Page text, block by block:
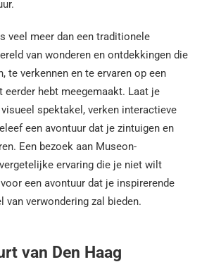
veel meer dan een traditionele
van wonderen en ontdekkingen die
te verkennen en te ervaren op een
eerder hebt meegemaakt. Laat je
spektakel, verken interactieve
een avontuur dat je zintuigen en
Een bezoek aan Museon-
ervaring die je niet wilt
een avontuur dat je inspirerende
van verwondering zal bieden.
van Den Haag